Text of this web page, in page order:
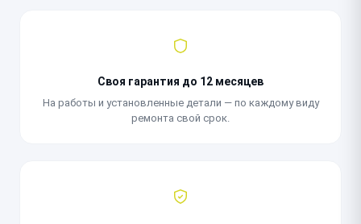
Своя гарантия до 12 месяцев
На работы и установленные детали — по каждому виду
ремонта свой срок.